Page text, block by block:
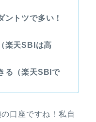
ントツで多い！
楽天SBIは高
る（楽天SBIで
口座ですね！私自